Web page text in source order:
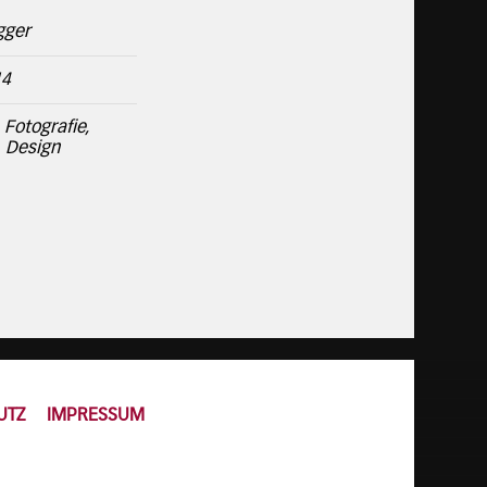
IMPRESSUM